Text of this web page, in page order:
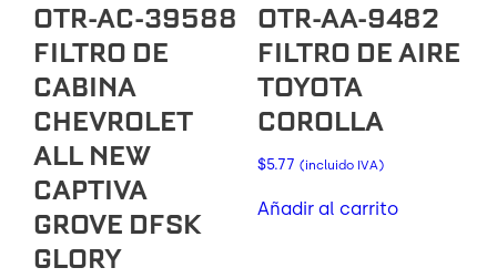
OTR-AC-39588
FILTRO DE
CABINA
CHEVROLET
ALL NEW
CAPTIVA
GROVE DFSK
GLORY
OTR-AA-9482
FILTRO DE AIRE
TOYOTA
COROLLA
$5.77 (incluido IVA)
Añadir al carrito